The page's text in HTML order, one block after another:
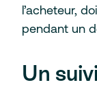
l’acheteur,
pendant un
Un